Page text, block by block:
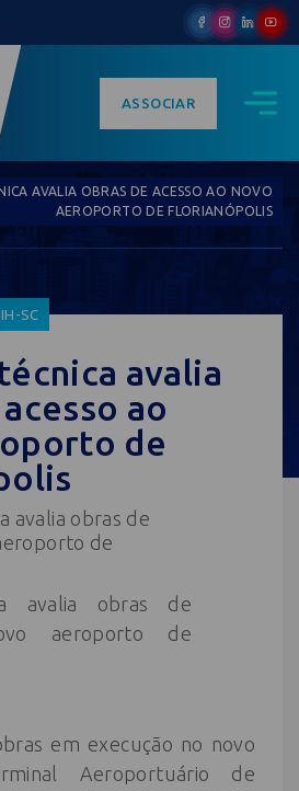
ASSOCIAR
AVALIA OBRAS DE ACESSO AO NOVO
AEROPORTO DE FLORIANÓPOLIS
SC
avalia
ao
de
avalia obras de
aeroporto de
em execução no novo
Aeroportuário de